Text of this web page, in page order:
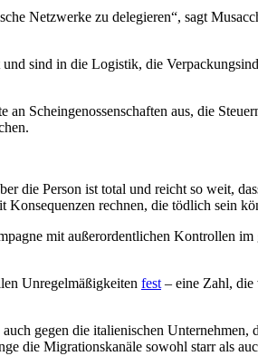
Netzwerke zu delegieren“, sagt
sind in die Logistik, die
Scheingenossenschaften aus, die
die Person ist total und reicht so weit,
rechnen, die tödlich sein
mit außerordentlichen Kontrollen
Unregelmäßigkeiten fest – eine Zahl, die
gegen die italienischen
die Migrationskanäle sowohl starr als